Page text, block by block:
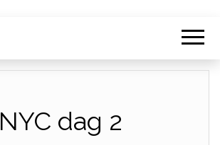
NYC dag 2